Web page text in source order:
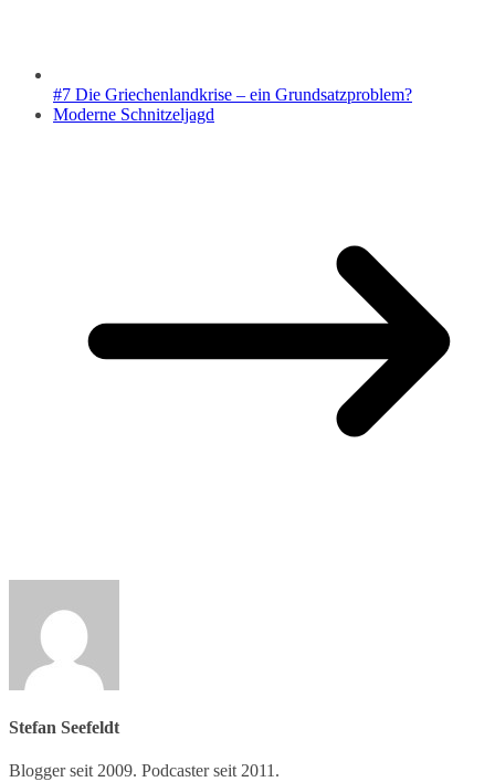
#7 Die Griechenlandkrise – ein Grundsatzproblem?
Moderne Schnitzeljagd
Stefan Seefeldt
Blogger seit 2009. Podcaster seit 2011.